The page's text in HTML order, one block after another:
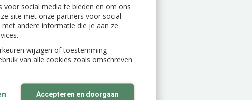
social media te bieden en om ons
site met onze partners voor social
andere informatie die je aan ze
wijzigen of toestemming
van alle cookies zoals omschreven
Accepteren en doorgaan